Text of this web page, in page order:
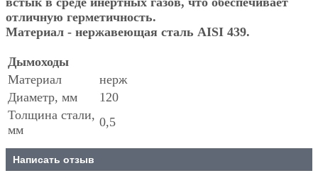
отличную герметичность.
Материал - нержавеющая сталь AISI 439.
Дымоходы
Материал
нерж
Диаметр, мм
120
Толщина стали,
мм
0,5
Написать отзыв